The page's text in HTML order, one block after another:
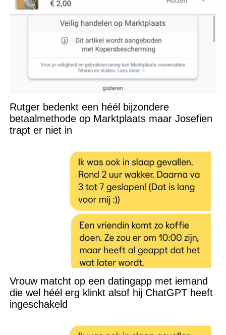
Rutger bedenkt een héél bijzondere
betaalmethode op Marktplaats maar Josefien
trapt er niet in
Vrouw matcht op een datingapp met iemand
die wel héél erg klinkt alsof hij ChatGPT heeft
ingeschakeld